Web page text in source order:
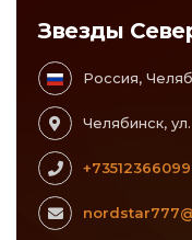
Звезды
Россия,
Челябинск,
+73512366099